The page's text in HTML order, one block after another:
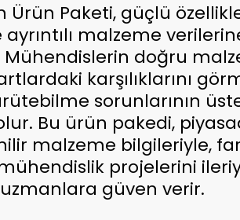
Ürün Paketi, güçlü
malzeme
Mühendislerin doğru
karşılıklarını
sorunlarının
Bu ürün pakedi,
malzeme bilgileriyle,
projelerini
güven verir.